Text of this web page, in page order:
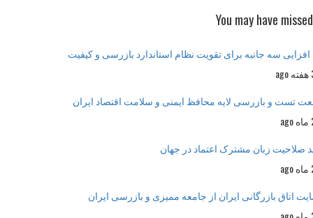
You may have
سه جانبه برای تقویت نظام استاندارد بازرسی و کیفیت
و بازرسی لایه محافظ ایمنی و سلامت اقتصاد ایران
صلاحیت زبان مشترک اعتماد در جهان
اتاق بازرگانی ایران از جامعه ممیزی و بازرسی ایران